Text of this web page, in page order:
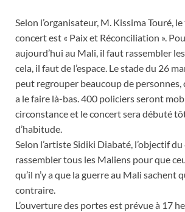
Selon l’organisateur, M. Kissima Touré,
concert est « Paix et Réconciliation ».
aujourd’hui au Mali, il faut rassembler
cela, il faut de l’espace. Le stade du 26
peut regrouper beaucoup de personnes,
a le faire là-bas. 400 policiers seront
circonstance et le concert sera débuté
d’habitude.
Selon l’artiste Sidiki Diabaté, l’objectif
rassembler tous les Maliens pour que
qu’il n’y a que la guerre au Mali sachent
contraire.
L’ouverture des portes est prévue à 17